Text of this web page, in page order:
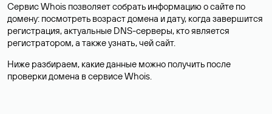
Сервис Whois позволяет собрать информацию о сайте по
домену: посмотреть возраст домена и дату, когда завершится
регистрация, актуальные DNS-серверы, кто является
регистратором, а также узнать, чей сайт.
Ниже разбираем, какие данные можно получить после
проверки домена в сервисе Whois.